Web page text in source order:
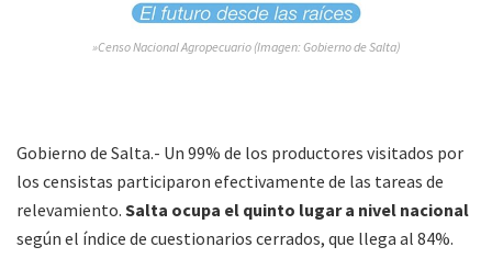
»Censo Nacional Agropecuario (Imagen: Gobierno de Salta)
Gobierno de Salta.- Un 99% de los productores visitados por
los censistas participaron efectivamente de las tareas de
relevamiento. Salta ocupa el quinto lugar a nivel nacional
según el índice de cuestionarios cerrados, que llega al 84%.